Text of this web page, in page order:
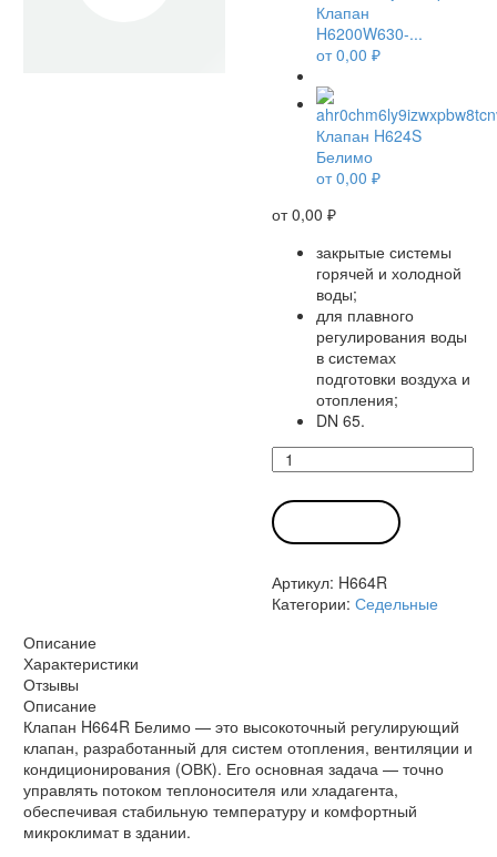
Клапан
H6200W630-...
от0,00 ₽
Клапан H624S
Белимо
от0,00 ₽
от0,00 ₽
закрытые системы
горячей и холодной
воды;
для плавного
регулирования воды
в системах
подготовки воздуха и
отопления;
DN 65.
Количество
товара
Клапан
H664R
Белимо
Артикул: H664R
Категории: Седельные
Описание
Характеристики
Отзывы
Описание
Клапан H664R Белимо — это высокоточный регулирующий
клапан, разработанный для систем отопления, вентиляции и
кондиционирования (ОВК). Его основная задача — точно
управлять потоком теплоносителя или хладагента,
обеспечивая стабильную температуру и комфортный
микроклимат в здании.